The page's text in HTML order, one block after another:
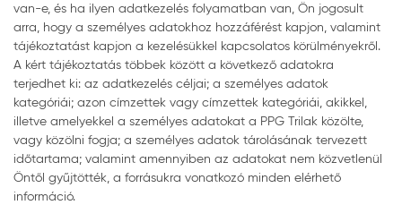
van-e, és ha ilyen adatkezelés folyamatban van, Ön jogosult
arra, hogy a személyes adatokhoz hozzáférést kapjon, valamint
tájékoztatást kapjon a kezelésükkel kapcsolatos körülményekről.
A kért tájékoztatás többek között a következő adatokra
terjedhet ki: az adatkezelés céljai; a személyes adatok
kategóriái; azon címzettek vagy címzettek kategóriái, akikkel,
illetve amelyekkel a személyes adatokat a PPG Trilak közölte,
vagy közölni fogja; a személyes adatok tárolásának tervezett
időtartama; valamint amennyiben az adatokat nem közvetlenül
Öntől gyűjtötték, a forrásukra vonatkozó minden elérhető
információ.